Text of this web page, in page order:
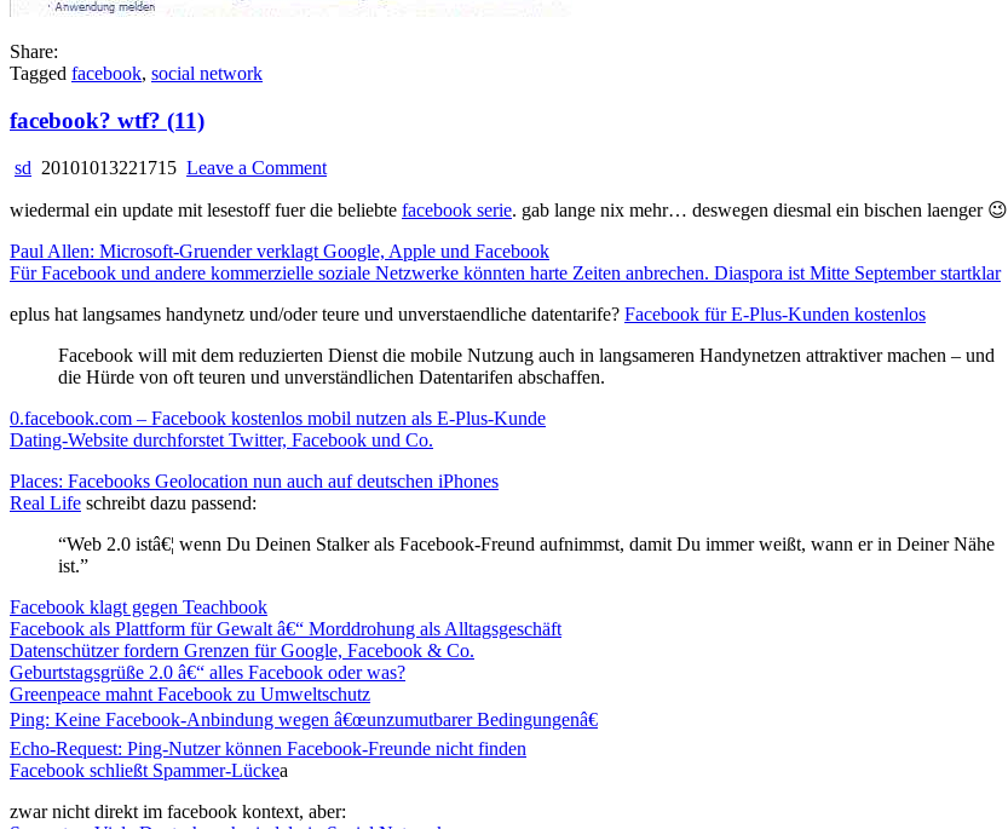
Share:
Tagged facebook, social network
facebook? wtf? (11)
sd 20101013221715 Leave a Commenton
wtf?
wiedermal ein update mit lesestoff fuer die beliebte facebook serie. gab lange nix mehr… deswegen diesmal ein bischen laenger 😉
Paul Allen: Microsoft-Gruender verklagt Google, Apple und Facebook
Für Facebook und andere kommerzielle soziale Netzwerke könnten harte Zeiten anbrechen. Diaspora ist Mitte September startklar
eplus hat langsames handynetz und/oder teure und unverstaendliche datentarife? Facebook für E-Plus-Kunden kostenlos
Facebook will mit dem reduzierten Dienst die mobile Nutzung auch in langsameren Handynetzen attraktiver machen – und
die Hürde von oft teuren und unverständlichen Datentarifen abschaffen.
0.facebook.com – Facebook kostenlos mobil nutzen als E-Plus-Kunde
Dating-Website durchforstet Twitter, Facebook und Co.
Places: Facebooks Geolocation nun auch auf deutschen iPhones
Real Life schreibt dazu passend:
“Web 2.0 istâ€¦ wenn Du Deinen Stalker als Facebook-Freund aufnimmst, damit Du immer weißt, wann er in Deiner Nähe
ist.”
Facebook klagt gegen Teachbook
Facebook als Plattform für Gewalt â€“ Morddrohung als Alltagsgeschäft
Datenschützer fordern Grenzen für Google, Facebook & Co.
Geburtstagsgrüße 2.0 â€“ alles Facebook oder was?
Greenpeace mahnt Facebook zu Umweltschutz
Ping: Keine Facebook-Anbindung wegen â€œunzumutbarer Bedingungenâ€
Echo-Request: Ping-Nutzer können Facebook-Freunde nicht finden
Facebook schließt Spammer-Lückea
zwar nicht direkt im facebook kontext, aber: